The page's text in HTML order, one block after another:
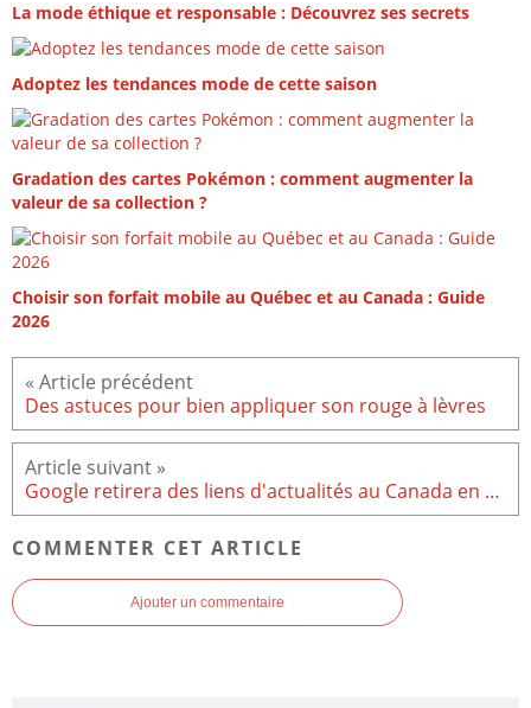
La mode éthique et responsable : Découvrez ses secrets
Adoptez les tendances mode de cette saison
Gradation des cartes Pokémon : comment augmenter la
valeur de sa collection ?
Choisir son forfait mobile au Québec et au Canada : Guide
2026
Des astuces pour bien appliquer son rouge à lèvres
Google retirera des liens d'actualités au Canada en réponse à une nouvelle loi
COMMENTER CET ARTICLE
Ajouter un commentaire